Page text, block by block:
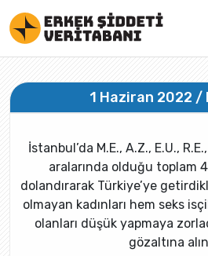
1 Haziran 2022 /
İstanbul’da M.E., A.Z., E.U.,
aralarında olduğu toplam
dolandırarak Türkiye’ye
olmayan kadınları hem seks
olanları düşük yapmaya
gözaltına